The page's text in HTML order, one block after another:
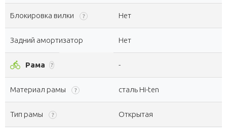
Блокировка вилки ? Нет
Задний амортизатор Нет
directions_bike Рама ? -
Материал рамы ? сталь Hi-ten
Тип рамы ? Открытая